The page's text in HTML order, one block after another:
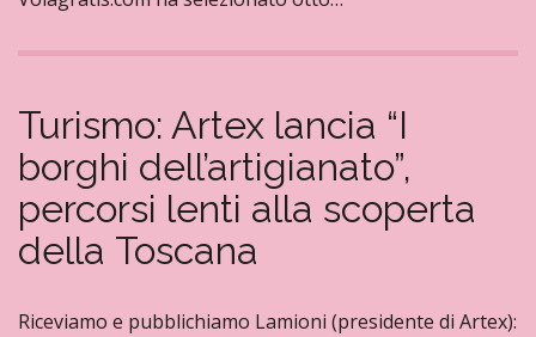
Turismo: Artex lancia “I
borghi dell’artigianato”,
percorsi lenti alla scoperta
della Toscana
Riceviamo e pubblichiamo Lamioni (presidente di Artex):